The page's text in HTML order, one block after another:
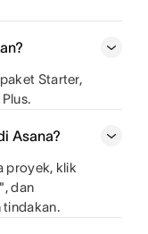
Starter,
Asana?
proyek, klik
dan
tindakan.